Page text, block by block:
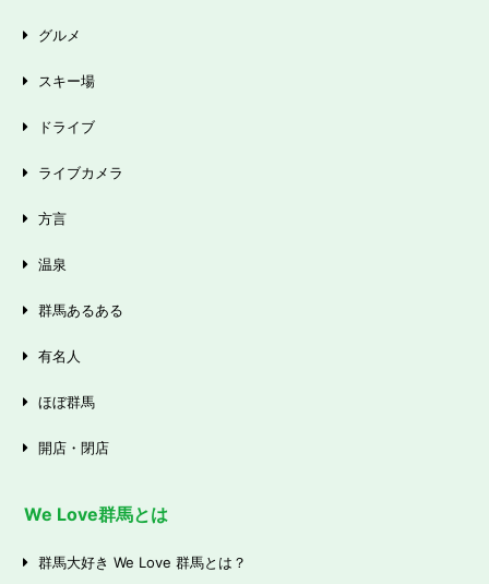
グルメ
スキー場
ドライブ
ライブカメラ
方言
温泉
群馬あるある
有名人
ほぼ群馬
開店・閉店
We Love群馬とは
群馬大好き We Love 群馬とは？